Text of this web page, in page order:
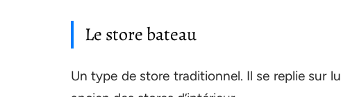
Le store bateau
Un type de store traditionnel. Il se replie sur